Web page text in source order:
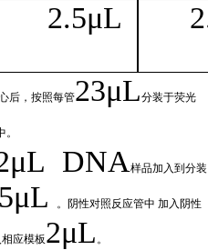
2.5μL 2
后，按照每管23μL分装于荧光
。
L DNA样品加入到分装
。阴性对照反应管中 加入阴性
应模板2μL 。